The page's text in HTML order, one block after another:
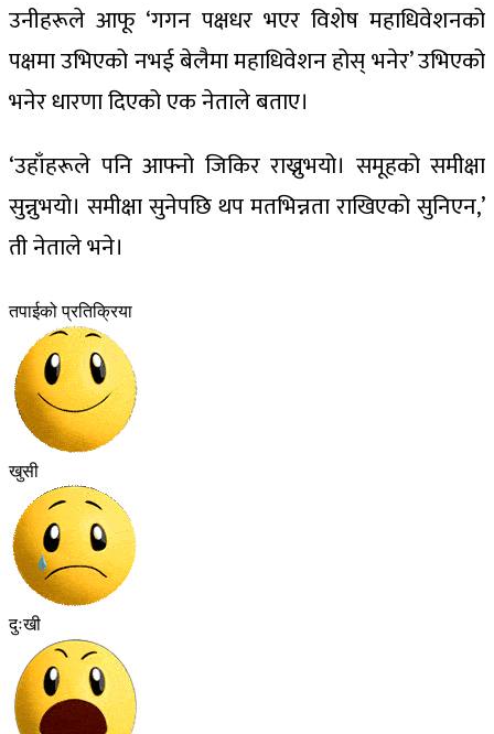
उनीहरूले आफू ‘गगन पक्षधर भएर विशेष महाधिवेशनको
पक्षमा उभिएको नभई बेलैमा महाधिवेशन होस् भनेर’ उभिएको
भनेर धारणा दिएको एक नेताले बताए।
‘उहाँहरूले पनि आफ्नो जिकिर राख्नुभयो। समूहको समीक्षा
सुन्नुभयो। समीक्षा सुनेपछि थप मतभिन्नता राखिएको सुनिएन,’
ती नेताले भने।
तपाईको प्रतिक्रिया
खुसी
दुःखी